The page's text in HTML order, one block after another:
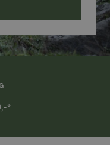
*